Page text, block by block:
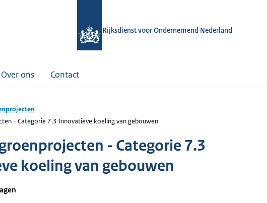
Rijksdienst voor Ondernemend Nederland
Over ons Contact
- Categorie 7.3 Innovatieve koeling van gebouwen
- Categorie 7.3
koeling van gebouwen